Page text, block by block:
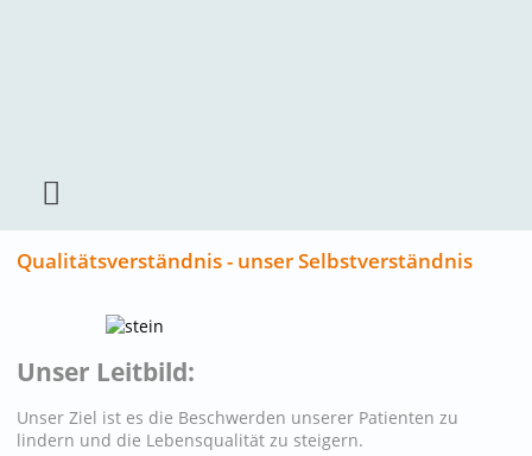
Qualitätsverständnis - unser Selbstverständnis
Unser Leitbild:
Unser Ziel ist es die Beschwerden unserer Patienten zu
lindern und die Lebensqualität zu steigern.